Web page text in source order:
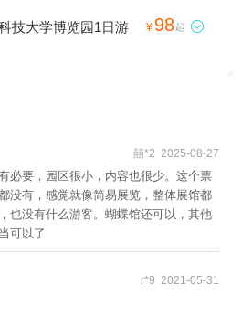
技大学博览园1日游 ¥ 98起 
囍*2 2025-08-27
必要，园区很小，内容也很少。这个票
没有，感觉就像简易展览，整体展馆都
也没有什么游客。蝴蝶馆还可以，其他
可以了
r*9 2021-05-31